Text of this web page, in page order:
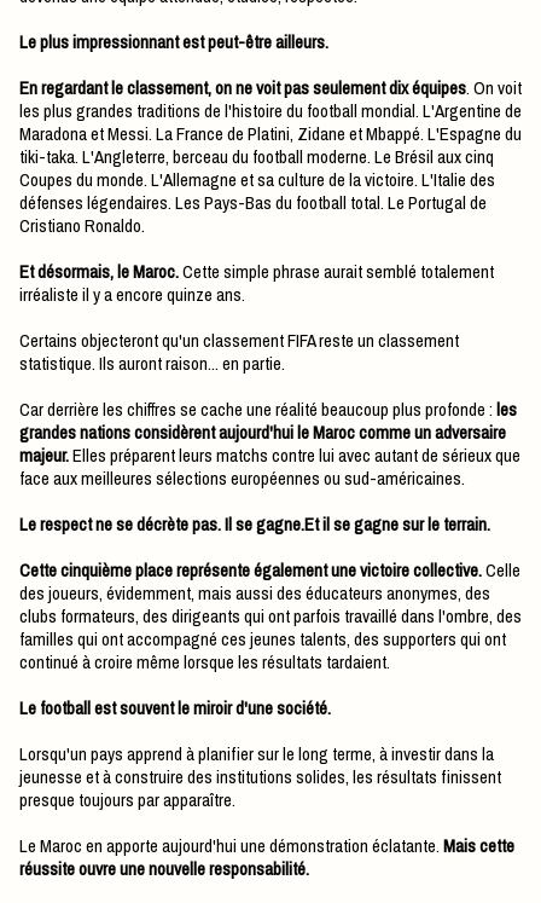
Le plus impressionnant est peut-être ailleurs.
En regardant le classement, on ne voit pas seulement dix équipes. On voit
les plus grandes traditions de l'histoire du football mondial. L'Argentine de
Maradona et Messi. La France de Platini, Zidane et Mbappé. L'Espagne du
tiki-taka. L'Angleterre, berceau du football moderne. Le Brésil aux cinq
Coupes du monde. L'Allemagne et sa culture de la victoire. L'Italie des
défenses légendaires. Les Pays-Bas du football total. Le Portugal de
Cristiano Ronaldo.
Et désormais, le Maroc.Cette simple phrase aurait semblé totalement
irréaliste il y a encore quinze ans.
Certains objecteront qu'un classement FIFA reste un classement
statistique. Ils auront raison... en partie.
Car derrière les chiffres se cache une réalité beaucoup plus profonde :les
grandes nations considèrent aujourd'hui le Maroc comme un adversaire
majeur.Elles préparent leurs matchs contre lui avec autant de sérieux que
face aux meilleures sélections européennes ou sud-américaines.
Le respect ne se décrète pas. Il se gagne.Et il se gagne sur le terrain.
Cette cinquième place représente également une victoire collective.Celle
des joueurs, évidemment, mais aussi des éducateurs anonymes, des
clubs formateurs, des dirigeants qui ont parfois travaillé dans l'ombre, des
familles qui ont accompagné ces jeunes talents, des supporters qui ont
continué à croire même lorsque les résultats tardaient.
Le football est souvent le miroir d'une société.
Lorsqu'un pays apprend à planifier sur le long terme, à investir dans la
jeunesse et à construire des institutions solides, les résultats finissent
presque toujours par apparaître.
Le Maroc en apporte aujourd'hui une démonstration éclatante.Mais cette
réussite ouvre une nouvelle responsabilité.